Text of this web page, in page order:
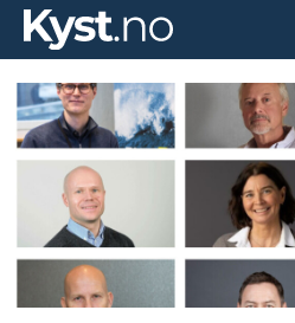
Tag:
meninger